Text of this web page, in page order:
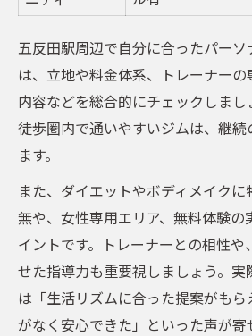
五反田駅周辺で自分に合ったパー
は、立地や料金体系、トレーナー
内容などを総合的にチェックしまし
徒歩圏内で通いやすいジムは、継
ます。
また、ダイエットやボディメイク
無や、女性専用エリア、無料体験の
イントです。トレーナーとの相性や
せた指導力も重要視しましょう。実
は「生活リズムに合った提案がも
がなく安心できた」といった声が寄